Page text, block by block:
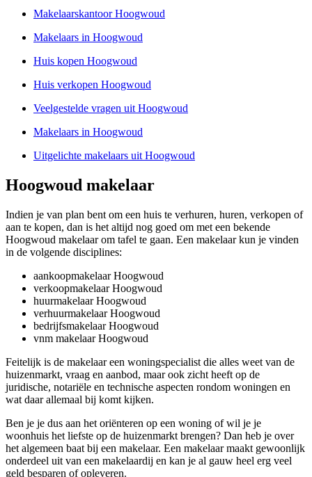
Makelaarskantoor Hoogwoud
Makelaars in Hoogwoud
Huis kopen Hoogwoud
Huis verkopen Hoogwoud
Veelgestelde vragen uit Hoogwoud
Makelaars in Hoogwoud
Uitgelichte makelaars uit Hoogwoud
Hoogwoud makelaar
Indien je van plan bent om een huis te verhuren, huren, verkopen of
aan te kopen, dan is het altijd nog goed om met een bekende
Hoogwoud makelaar om tafel te gaan. Een makelaar kun je vinden
in de volgende disciplines:
aankoopmakelaar Hoogwoud
verkoopmakelaar Hoogwoud
huurmakelaar Hoogwoud
verhuurmakelaar Hoogwoud
bedrijfsmakelaar Hoogwoud
vnm makelaar Hoogwoud
Feitelijk is de makelaar een woningspecialist die alles weet van de
huizenmarkt, vraag en aanbod, maar ook zicht heeft op de
juridische, notariële en technische aspecten rondom woningen en
wat daar allemaal bij komt kijken.
Ben je je dus aan het oriënteren op een woning of wil je je
woonhuis het liefste op de huizenmarkt brengen? Dan heb je over
het algemeen baat bij een makelaar. Een makelaar maakt gewoonlijk
onderdeel uit van een makelaardij en kan je al gauw heel erg veel
geld besparen of opleveren.